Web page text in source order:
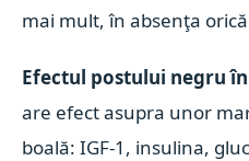
mai mult, în absenţa
Efectul postului negru
are efect asupra unor
boală: IGF-1, insulina,